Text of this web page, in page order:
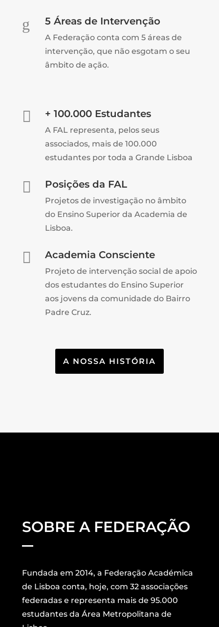
g 5 Áreas de Intervenção
A Federação conta com 5 áreas de
intervenção, que não esgotam o seu
âmbito de ação.
 + 100.000 Estudantes
A FAL representa, pelos seus
associados, mais de 100.000
estudantes por toda a Grande Lisboa
 Posições da FAL
Projetos de investigação no âmbito
do Ensino Superior da Academia de
Lisboa.
 Academia Consciente
Projeto de intervenção social de apoio
dos estudantes do Ensino Superior
aos jovens da comunidade do Bairro
Padre Cruz.
A NOSSA HISTÓRIA
SOBRE A FEDERAÇÃO
Fundada em 2014, a Federação Académica
de Lisboa conta, hoje, com 32 associações
federadas e representa mais de 95.000
estudantes da Área Metropolitana de